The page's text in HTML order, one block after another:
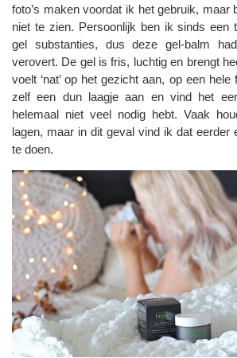
foto’s maken voordat ik het gebruik, maar
niet te zien. Persoonlijk ben ik sinds een
gel substanties, dus deze gel-balm
verovert. De gel is fris, luchtig en brengt
voelt ‘nat’ op het gezicht aan, op een
zelf een dun laagje aan en vind het
helemaal niet veel nodig hebt. Vaak
lagen, maar in dit geval vind ik dat eerder
te doen.